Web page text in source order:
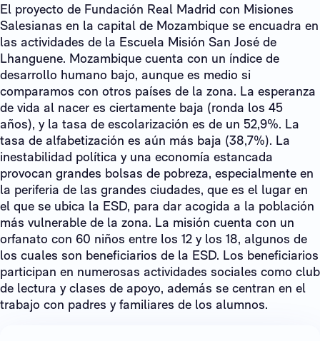
El proyecto de Fundación Real Madrid con Misiones
Salesianas en la capital de Mozambique se encuadra en
las actividades de la Escuela Misión San José de
Lhanguene. Mozambique cuenta con un índice de
desarrollo humano bajo, aunque es medio si
comparamos con otros países de la zona. La esperanza
de vida al nacer es ciertamente baja (ronda los 45
años), y la tasa de escolarización es de un 52,9%. La
tasa de alfabetización es aún más baja (38,7%). La
inestabilidad política y una economía estancada
provocan grandes bolsas de pobreza, especialmente en
la periferia de las grandes ciudades, que es el lugar en
el que se ubica la ESD, para dar acogida a la población
más vulnerable de la zona. La misión cuenta con un
orfanato con 60 niños entre los 12 y los 18, algunos de
los cuales son beneficiarios de la ESD. Los beneficiarios
participan en numerosas actividades sociales como club
de lectura y clases de apoyo, además se centran en el
trabajo con padres y familiares de los alumnos.